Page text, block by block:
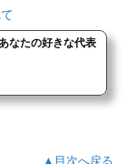
なたの好きな代表
▲目次へ戻る